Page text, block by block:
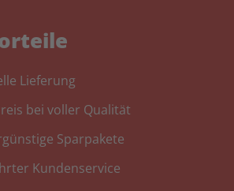
Lieferung
bei voller Qualität
Sparpakete
Kundenservice